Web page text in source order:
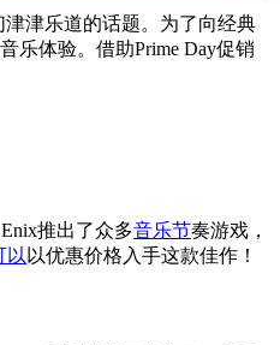
津乐道的话题。为了向经典
乐体验。借助Prime Day促销
推出了众多音乐节奏游戏，
以 以优惠价格入手这款佳作！